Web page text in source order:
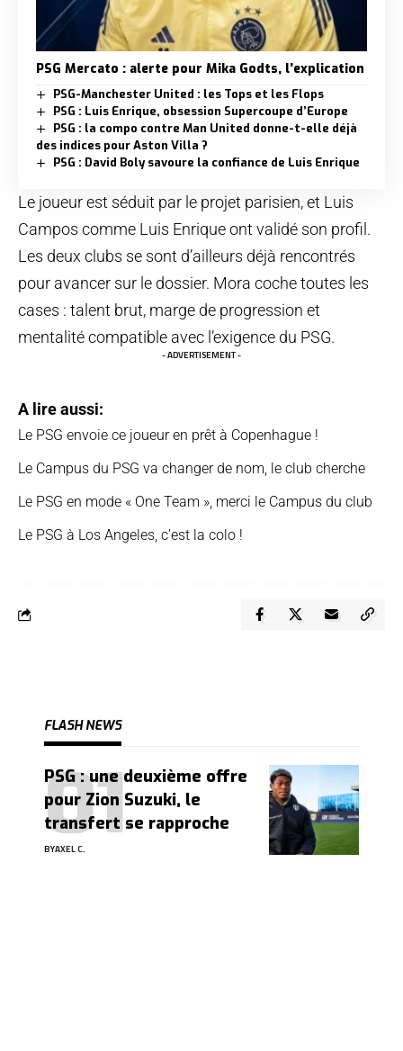
PSG Mercato : alerte pour Mika Godts, l’explication
PSG-Manchester United : les Tops et les Flops
PSG : Luis Enrique, obsession Supercoupe d’Europe
PSG : la compo contre Man United donne-t-elle déjà
des indices pour Aston Villa ?
PSG : David Boly savoure la confiance de Luis Enrique
Le joueur est séduit par le projet parisien, et Luis
Campos comme Luis Enrique ont validé son profil.
Les deux clubs se sont d’ailleurs déjà rencontrés
pour avancer sur le dossier. Mora coche toutes les
cases : talent brut, marge de progression et
mentalité compatible avec l’exigence du PSG.
- ADVERTISEMENT -
A lire aussi:
Le PSG envoie ce joueur en prêt à Copenhague !
Le Campus du PSG va changer de nom, le club cherche
Le PSG en mode « One Team », merci le Campus du club
Le PSG à Los Angeles, c’est la colo !
FLASH NEWS
PSG : une deuxième offre
pour Zion Suzuki, le
transfert se rapproche
BYAXEL C.